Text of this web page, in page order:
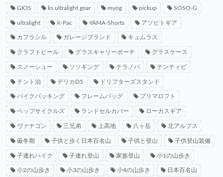
GIOS ks ultralight gear myog pickup SOSO-G
ultralight X-Pac YAMA-Shorts アソビトギア
カフラシル ガレージブランド キュムラス
クラフトビール グラスキャリーポーチ グラスケース
スノーシュー ソソギング テラノバ テンティピ
テント泊 デリカD5 ドリフターズスタンド
バイクパッキング フレームバッグ プリマロフト
ペップサイクルズ ランドセルカバー ローカスギア
ヴァナゴン 三兄弟 上高地 八ヶ岳 北アルプス
厳冬期 子供と歩く日本百名山 子供と登山 子供登山装備
子連れハイク 子連れ登山 家族登山 小1の山歩き
小2の山歩き 小3の山歩き 小4の山歩き 日本百名山